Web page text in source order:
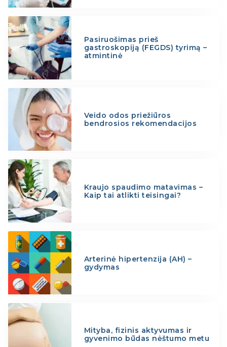
Pasiruošimas prieš
gastroskopiją (FEGDS) tyrimą –
atmintinė
Veido odos priežiūros
bendrosios rekomendacijos
Kraujo spaudimo matavimas –
Kaip tai atlikti teisingai?
Arterinė hipertenzija (AH) –
gydymas
Mityba, fizinis aktyvumas ir
gyvenimo būdas nėštumo metu